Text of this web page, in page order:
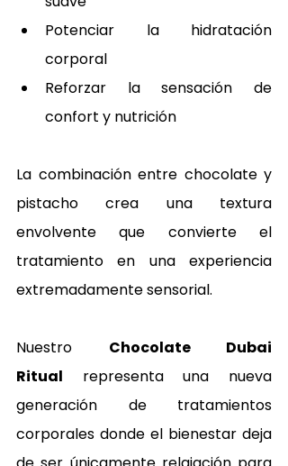
Potenciar la hidratación
corporal
Reforzar la sensación de
confort y nutrición
La combinación entre chocolate y
pistacho crea una textura
envolvente que convierte el
tratamiento en una experiencia
extremadamente sensorial.
Nuestro Chocolate Dubai
Ritual representa una nueva
generación de tratamientos
corporales donde el bienestar deja